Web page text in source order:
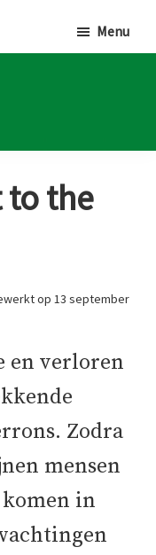
Menu
to the
op 13 september
en verloren
Zodra
mensen
in